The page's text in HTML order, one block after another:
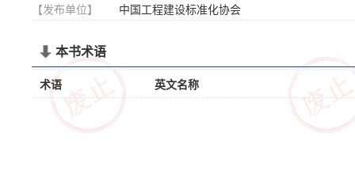
【发布单位】
中国工程建设标准化协会
本书术语
术语 英文名称